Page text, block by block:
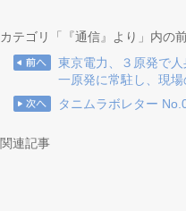
カテゴリ「『通信』より」内の
東京電力、３原発で
一原発に常駐し、現場
タニムラボレター
関連記事